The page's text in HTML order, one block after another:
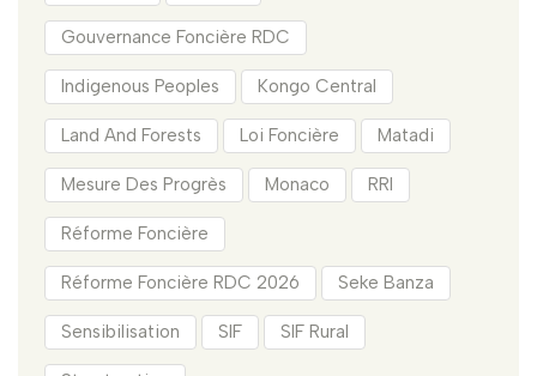
Gouvernance Foncière RDC
Indigenous Peoples Kongo Central
Land And Forests Loi Foncière Matadi
Mesure Des Progrès Monaco RRI
Réforme Foncière
Réforme Foncière RDC 2026 Seke Banza
Sensibilisation SIF SIF Rural